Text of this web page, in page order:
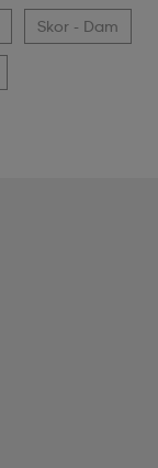
Skor - Dam